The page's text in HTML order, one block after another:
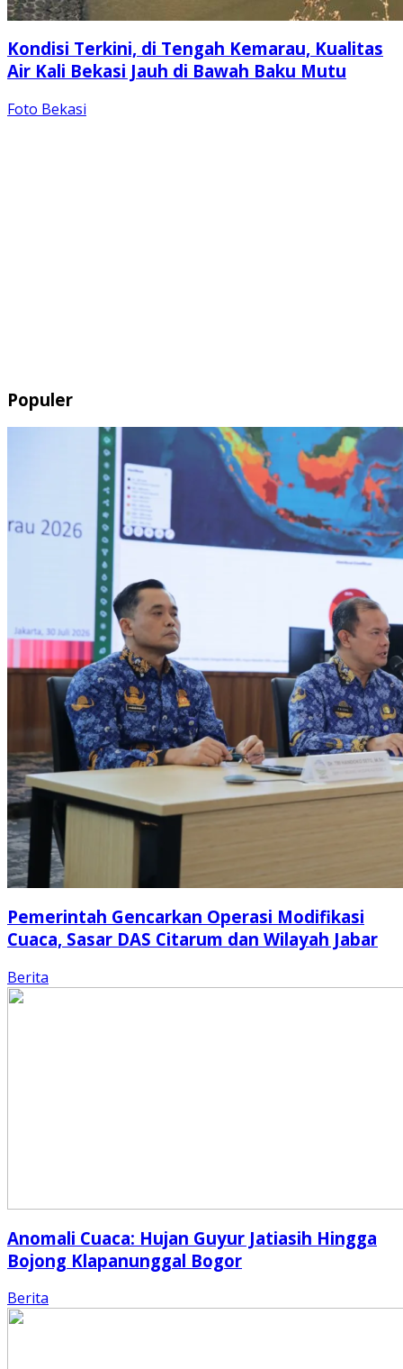
Kondisi Terkini, di Tengah Kemarau, Kualitas
Air Kali Bekasi Jauh di Bawah Baku Mutu
Foto Bekasi
Populer
Pemerintah Gencarkan Operasi Modifikasi
Cuaca, Sasar DAS Citarum dan Wilayah Jabar
Berita
Anomali Cuaca: Hujan Guyur Jatiasih Hingga
Bojong Klapanunggal Bogor
Berita